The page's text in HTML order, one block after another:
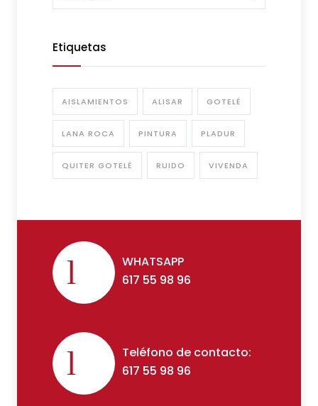
Etiquetas
AISLAMIENTOS ALISAR GOTELÉ
LANA ROCA PINTURA PLADUR
QUITER GOTELÉ RUIDO VIVENDA
WHATSAPP
617 55 98 96
Teléfono de contacto:
617 55 98 96